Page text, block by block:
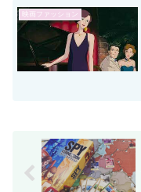
映画ファッション